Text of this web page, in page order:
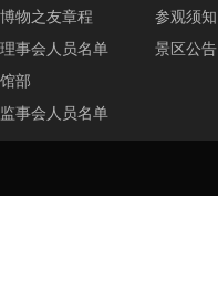
博物之友章程
理事会人员名单
馆部
监事会人员名单
参观须知
景区公告